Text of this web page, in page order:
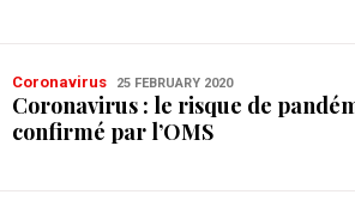
Coronavirus 25 FEBRUARY 2020
Coronavirus : le risque de
confirmé par l’OMS